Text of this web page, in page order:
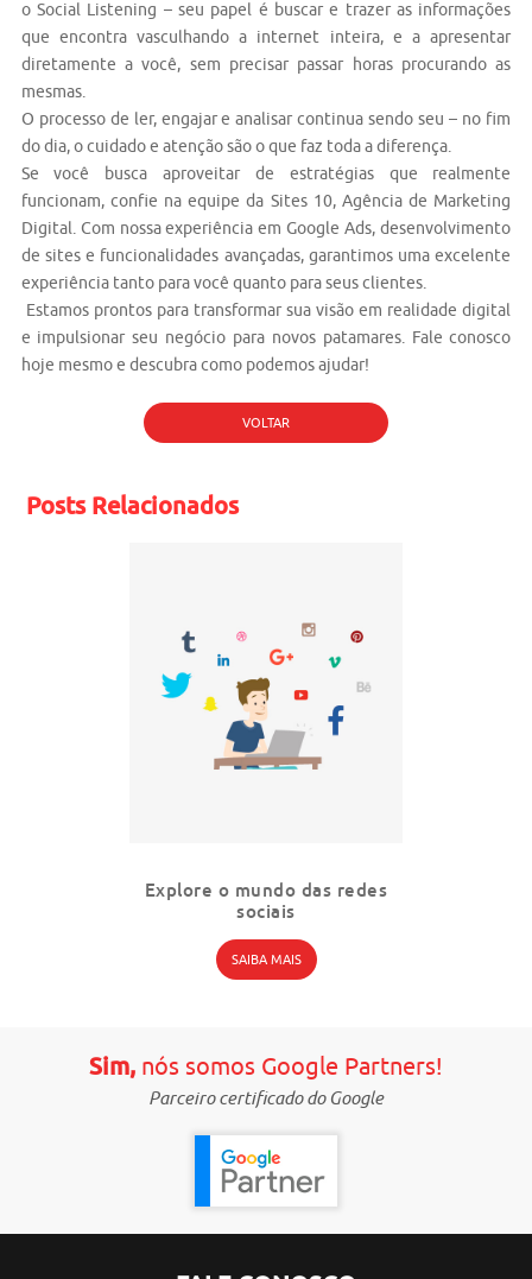
o Social Listening – seu papel é buscar e trazer as informações
que encontra vasculhando a internet inteira, e a apresentar
diretamente a você, sem precisar passar horas procurando as
mesmas.
O processo de ler, engajar e analisar continua sendo seu – no fim
do dia, o cuidado e atenção são o que faz toda a diferença.
Se você busca aproveitar de estratégias que realmente
funcionam, confie na equipe da Sites 10, Agência de Marketing
Digital. Com nossa experiência em Google Ads,desenvolvimento
de sitese funcionalidades avançadas, garantimos uma excelente
experiência tanto para você quanto para seus clientes.
Estamos prontos para transformar sua visão em realidade digital
e impulsionar seu negócio para novos patamares. Fale conosco
hoje mesmo e descubra como podemos ajudar!
VOLTAR
Posts Relacionados
Explore o mundo das redes
sociais
SAIBA MAIS
Sim,nós somos Google Partners!
Parceiro certificado do Google